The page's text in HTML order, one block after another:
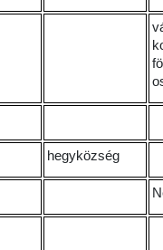
hegyközség